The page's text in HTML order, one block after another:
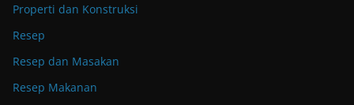
Properti dan Konstruksi
Resep
Resep dan Masakan
Resep Makanan